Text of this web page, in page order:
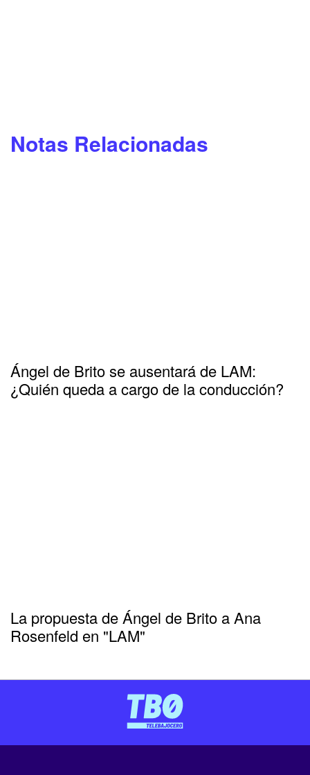
Notas Relacionadas
Ángel de Brito se ausentará de LAM:
¿Quién queda a cargo de la conducción?
La propuesta de Ángel de Brito a Ana
Rosenfeld en "LAM"